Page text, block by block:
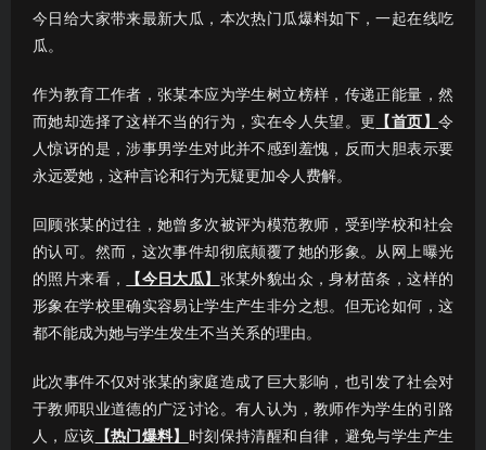
今日给大家带来最新大瓜，本次热门瓜爆料如下，一起在线吃
瓜。
作为教育工作者，张某本应为学生树立榜样，传递正能量，然
而她却选择了这样不当的行为，实在令人失望。更
【首页】令
人惊讶的是，涉事男学生对此并不感到羞愧，反而大胆表示要
永远爱她，这种言论和行为无疑更加令人费解。
回顾张某的过往，她曾多次被评为模范教师，受到学校和社会
的认可。然而，这次事件却彻底颠覆了她的形象。从网上曝光
的照片来看，
【今日大瓜】 张某外貌出众，身材苗条，这样的
形象在学校里确实容易让学生产生非分之想。但无论如何，这
都不能成为她与学生发生不当关系的理由。
此次事件不仅对张某的家庭造成了巨大影响，也引发了社会对
于教师职业道德的广泛讨论。有人认为，教师作为学生的引路
人，应该 【热门爆料】
时刻保持清醒和自律，避免与学生产生